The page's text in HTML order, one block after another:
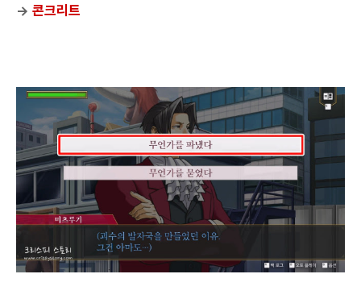
→ 콘크리트